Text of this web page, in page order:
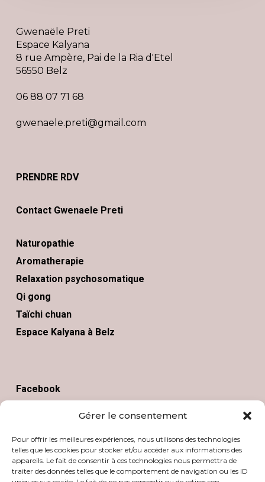
Gérer le consentement
Pour offrir les meilleures expériences, nous utilisons des technologies
telles que les cookies pour stocker et/ou accéder aux informations des
appareils. Le fait de consentir à ces technologies nous permettra de
traiter des données telles que le comportement de navigation ou les ID
Gwenaële Preti
Espace Kalyana
8 rue Ampère, Pai de la Ria d'Etel
56550 Belz
06 88 07 71 68
gwenaele.preti@gmail.com
PRENDRE RDV
Contact Gwenaele Preti
Naturopathie
Aromatherapie
Relaxation psychosomatique
Qi gong
Taïchi chuan
Espace Kalyana à Belz
Facebook
Politique de cookies (UE)
Politique de confidentialité